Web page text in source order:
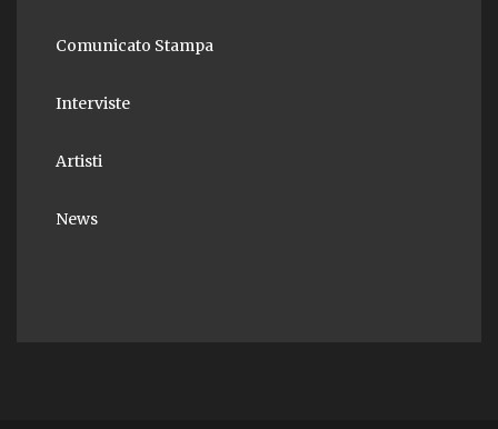
Comunicato Stampa
Interviste
Artisti
News